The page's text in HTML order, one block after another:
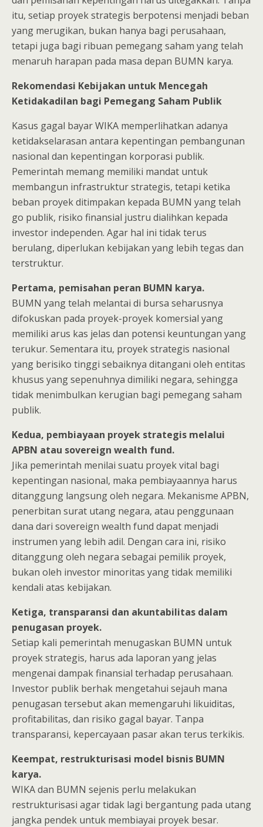
itu, setiap proyek strategis berpotensi menjadi beban
yang merugikan, bukan hanya bagi perusahaan,
tetapi juga bagi ribuan pemegang saham yang telah
menaruh harapan pada masa depan BUMN karya.
Rekomendasi Kebijakan untuk Mencegah
Ketidakadilan bagi Pemegang Saham Publik
Kasus gagal bayar WIKA memperlihatkan adanya
ketidakselarasan antara kepentingan pembangunan
nasional dan kepentingan korporasi publik.
Pemerintah memang memiliki mandat untuk
membangun infrastruktur strategis, tetapi ketika
beban proyek ditimpakan kepada BUMN yang telah
go publik, risiko finansial justru dialihkan kepada
investor independen. Agar hal ini tidak terus
berulang, diperlukan kebijakan yang lebih tegas dan
terstruktur.
Pertama, pemisahan peran BUMN karya.
BUMN yang telah melantai di bursa seharusnya
difokuskan pada proyek-proyek komersial yang
memiliki arus kas jelas dan potensi keuntungan yang
terukur. Sementara itu, proyek strategis nasional
yang berisiko tinggi sebaiknya ditangani oleh entitas
khusus yang sepenuhnya dimiliki negara, sehingga
tidak menimbulkan kerugian bagi pemegang saham
publik.
Kedua, pembiayaan proyek strategis melalui
APBN atau sovereign wealth fund.
Jika pemerintah menilai suatu proyek vital bagi
kepentingan nasional, maka pembiayaannya harus
ditanggung langsung oleh negara. Mekanisme APBN,
penerbitan surat utang negara, atau penggunaan
dana dari sovereign wealth fund dapat menjadi
instrumen yang lebih adil. Dengan cara ini, risiko
ditanggung oleh negara sebagai pemilik proyek,
bukan oleh investor minoritas yang tidak memiliki
kendali atas kebijakan.
Ketiga, transparansi dan akuntabilitas dalam
penugasan proyek.
Setiap kali pemerintah menugaskan BUMN untuk
proyek strategis, harus ada laporan yang jelas
mengenai dampak finansial terhadap perusahaan.
Investor publik berhak mengetahui sejauh mana
penugasan tersebut akan memengaruhi likuiditas,
profitabilitas, dan risiko gagal bayar. Tanpa
transparansi, kepercayaan pasar akan terus terkikis.
Keempat, restrukturisasi model bisnis BUMN
karya.
WIKA dan BUMN sejenis perlu melakukan
restrukturisasi agar tidak lagi bergantung pada utang
jangka pendek untuk membiayai proyek besar.